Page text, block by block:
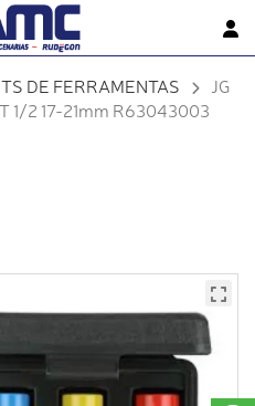
DE FERRAMENTAS
JG
1/2 17-21mm R63043003